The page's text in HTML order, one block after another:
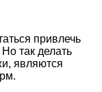
привлечь
так делать
являются